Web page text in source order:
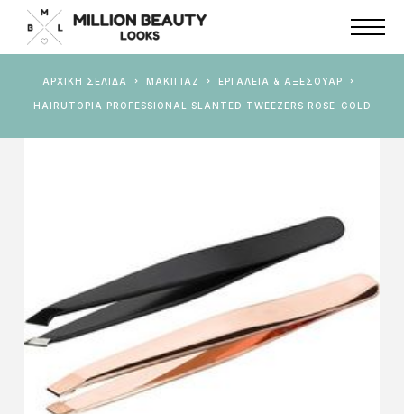
ΑΡΧΙΚΉ ΣΕΛΊΔΑ ΜΑΚΙΓΙΑΖ ΕΡΓΑΛΕΊΑ & ΑΞΕΣΟΥΆΡ
HAIRUTOPIA PROFESSIONAL SLANTED TWEEZERS ROSE-GOLD